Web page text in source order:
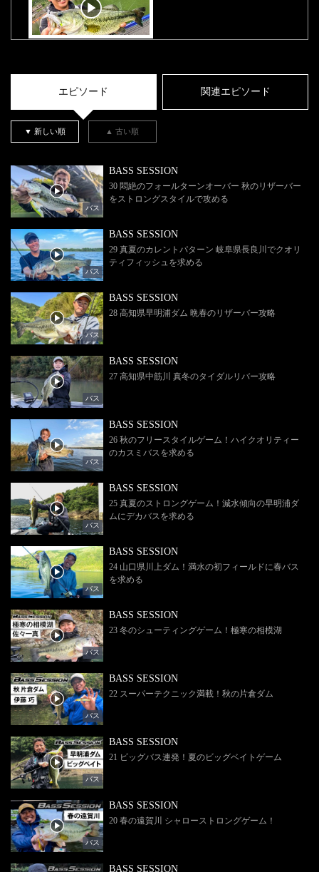
エピソード 関連エピソード
▼ 新しい順 ▲ 古い順
バス
BASS SESSION
30 悶絶のフォールターンオーバー 秋のリザーバー
をストロングスタイルで攻める
バス
BASS SESSION
29 真夏のカレントパターン 岐阜県長良川でクオリ
ティフィッシュを求める
バス
BASS SESSION
28 高知県早明浦ダム 晩春のリザーバー攻略
バス
BASS SESSION
27 高知県中筋川 真冬のタイダルリバー攻略
バス
BASS SESSION
26 秋のフリースタイルゲーム！ハイクオリティー
のカスミバスを求める
バス
BASS SESSION
25 真夏のストロングゲーム！減水傾向の早明浦ダ
ムにデカバスを求める
バス
BASS SESSION
24 山口県川上ダム！満水の初フィールドに春バス
を求める
バス
BASS SESSION
23 冬のシューティングゲーム！極寒の相模湖
バス
BASS SESSION
22 スーパーテクニック満載！秋の片倉ダム
バス
BASS SESSION
21 ビッグバス連発！夏のビッグベイトゲーム
バス
BASS SESSION
20 春の遠賀川 シャローストロングゲーム！
BASS SESSION